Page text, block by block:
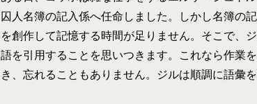
囚人名簿の記入係へ任命しました。しかし名簿の
を創作して記憶する時間が足りません。そこで、
語を引用することを思いつきます。これなら作業
き、忘れることもありません。ジルは順調に語彙